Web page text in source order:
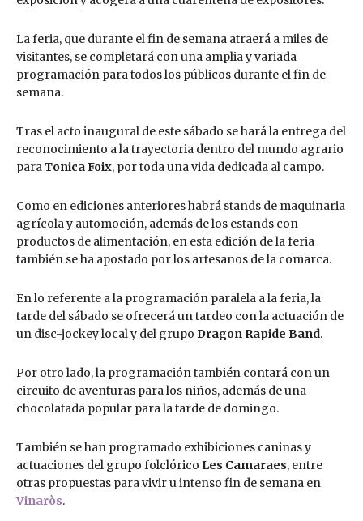
La feria, que durante el fin de semana atraerá a miles de
visitantes, se completará con una amplia y variada
programación para todos los públicos durante el fin de
semana.
Tras el acto inaugural de este sábado se hará la entrega del
reconocimiento a la trayectoria dentro del mundo agrario
paraTonica Foix, por toda una vida dedicada al campo.
Como en ediciones anteriores habrá stands de maquinaria
agrícola y automoción, además de los estands con
productos de alimentación, en esta edición de la feria
también se ha apostado por los artesanos de la comarca.
En lo referente a la programación paralela a la feria, la
tarde del sábado se ofrecerá un tardeo con la actuación de
un disc-jockey local y del grupo Dragon Rapide Band.
Por otro lado, la programación también contará con un
circuito de aventuras para los niños, además de una
chocolatada popular para la tarde de domingo.
También se han programado exhibiciones caninas y
actuaciones del grupo folclórico Les Camaraes, entre
otras propuestas para vivir u intenso fin de semana en
Vinaròs.